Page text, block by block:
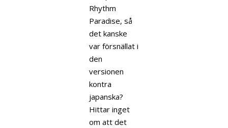
Rhythm
Paradise, så
det kanske
var försnällat i
den
versionen
kontra
japanska?
Hittar inget
om att det